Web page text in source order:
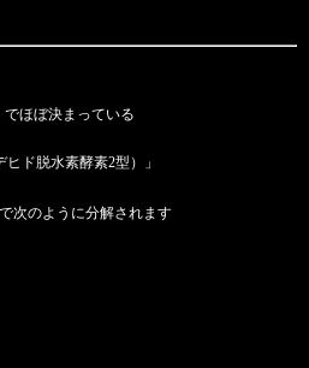
ほぼ決まっている
ド脱水素酵素2型）」
次のように分解されます